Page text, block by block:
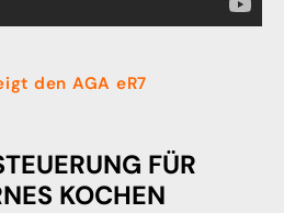
den AGA eR7
FÜR
KOCHEN